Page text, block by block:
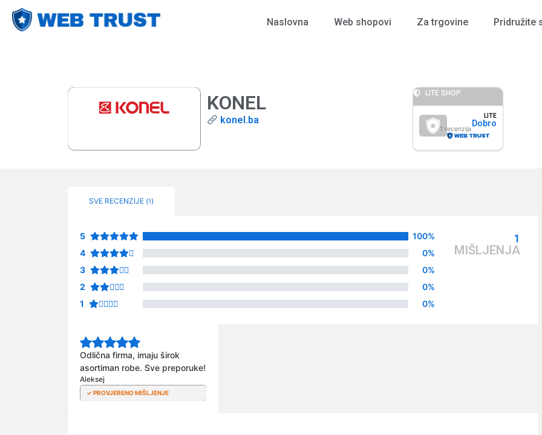
Naslovna Web shopovi Za trgovine Pridružite
KONEL
konel.ba
LITE SHOP
LITE
Dobro
1
SVE RECENZIJE (1)
5
100%
4
0%
3
0%
2
0%
1
0%
1
MIŠLJENJA
Odlična firma, imaju širok
asortiman robe. Sve preporuke!
Aleksej